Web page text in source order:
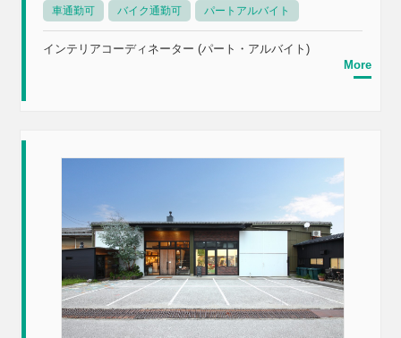
車通勤可 バイク通勤可 パートアルバイト
インテリアコーディネーター (パート・アルバイト)
More